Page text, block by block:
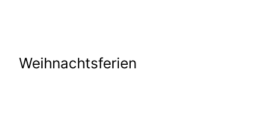
Weihnachtsferien